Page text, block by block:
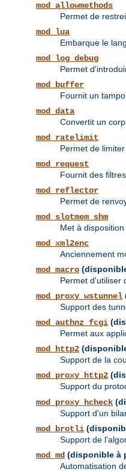
mod_allowmethods
Permet de
mod_lua
Embarque le
mod_log_debug
Permet
mod_buffer
Fournit un
mod_data
Convertit un
mod_ratelimit
Permet de
mod_request
Fournit des
mod_reflector
Permet de
mod_slotmem_shm
Met à
mod_xml2enc
Anciennement
mod_macro
Permet d'utiliser
mod_proxy_wstunnel
Support des
mod_authnz_fcgi
Permet aux
mod_http2
Support de la
mod_proxy_http2
Support du
mod_proxy_hcheck
Support d'un
mod_brotli
Support de
mod_md (disponible à
Automatisation